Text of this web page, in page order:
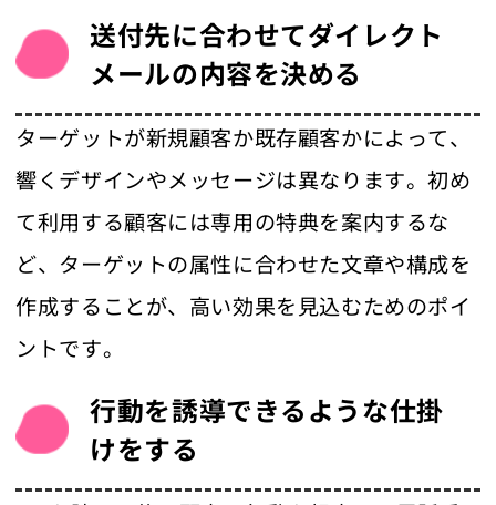
送付先に合わせてダイレクト
メールの内容を決める
ターゲットが新規顧客か既存顧客かによって、
響くデザインやメッセージは異なります。初め
て利用する顧客には専用の特典を案内するな
ど、ターゲットの属性に合わせた文章や構成を
作成することが、高い効果を見込むためのポイ
ントです。
行動を誘導できるような仕掛
けをする